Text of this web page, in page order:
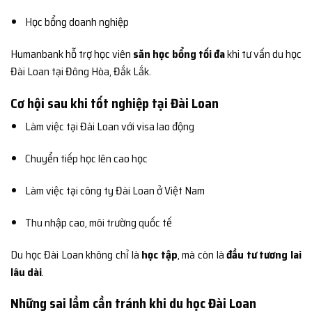
Học bổng doanh nghiệp
Humanbank hỗ trợ học viên săn học bổng tối đakhi tư vấn du học
Đài Loan tại Đông Hòa, Đắk Lắk.
Cơ hội sau khi tốt nghiệp tại Đài Loan
Làm việc tại Đài Loan với visa lao động
Chuyển tiếp học lên cao học
Làm việc tại công ty Đài Loan ở Việt Nam
Thu nhập cao, môi trường quốc tế
Du học Đài Loan không chỉ là học tập, mà còn làđầu tư tương lai
lâu dài.
Những sai lầm cần tránh khi du học Đài Loan